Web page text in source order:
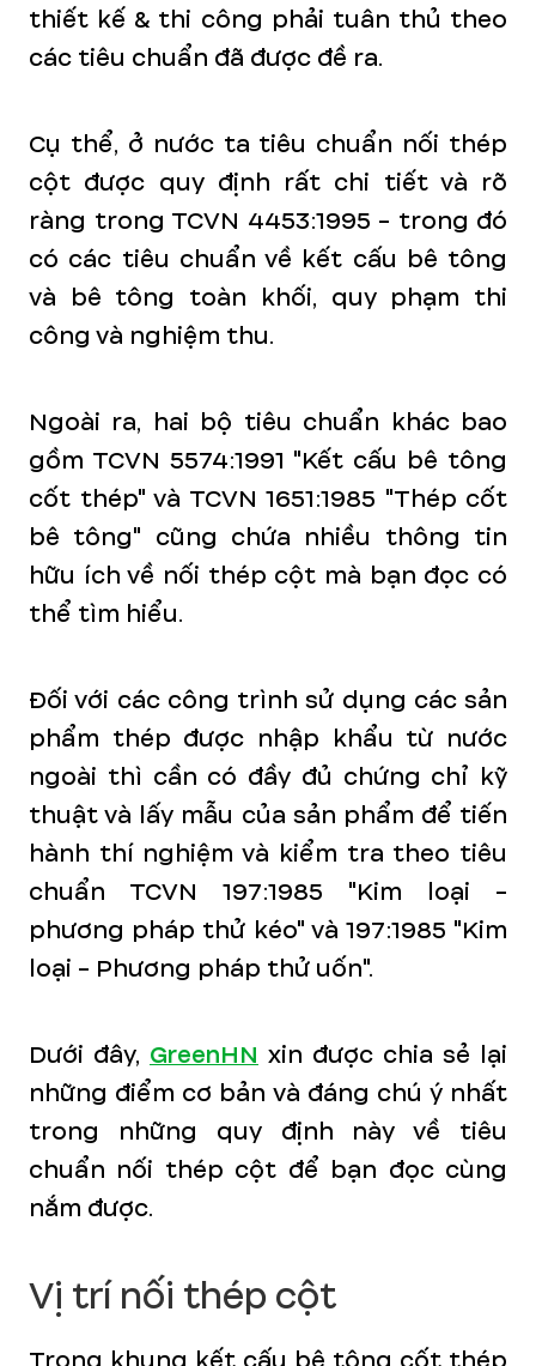
thiết kế & thi công phải tuân thủ theo
các tiêu chuẩn đã được đề ra.
Cụ thể, ở nước ta tiêu chuẩn nối thép
cột được quy định rất chi tiết và rõ
ràng trong TCVN 4453:1995 - trong đó
có các tiêu chuẩn về kết cấu bê tông
và bê tông toàn khối, quy phạm thi
công và nghiệm thu.
Ngoài ra, hai bộ tiêu chuẩn khác bao
gồm TCVN 5574:1991 "Kết cấu bê tông
cốt thép" và TCVN 1651:1985 "Thép cốt
bê tông" cũng chứa nhiều thông tin
hữu ích về nối thép cột mà bạn đọc có
thể tìm hiểu.
Đối với các công trình sử dụng các sản
phẩm thép được nhập khẩu từ nước
ngoài thì cần có đầy đủ chứng chỉ kỹ
thuật và lấy mẫu của sản phẩm để tiến
hành thí nghiệm và kiểm tra theo tiêu
chuẩn TCVN 197:1985 "Kim loại -
phương pháp thử kéo" và 197:1985 "Kim
loại - Phương pháp thử uốn".
Dưới đây, GreenHN xin được chia sẻ lại
những điểm cơ bản và đáng chú ý nhất
trong những quy định này về tiêu
chuẩn nối thép cột để bạn đọc cùng
nắm được.
Vị trí nối thép cột